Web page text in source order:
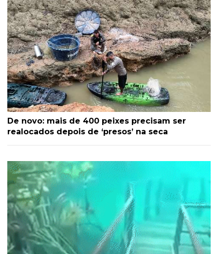
De novo: mais de 400 peixes precisam ser
realocados depois de ‘presos’ na seca